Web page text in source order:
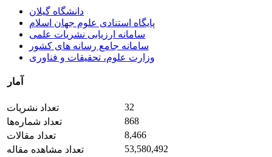
دانشگاه گیلان
پایگاه استنادی علوم جهان اسلام
سامانه ارزیابی نشریات علمی
سامانه جامع رسانه های کشور
وزارت علوم، تحقیقات و فناوری
آمار
تعداد نشریات
32
تعداد شماره‌ها
868
تعداد مقالات
8,466
تعداد مشاهده مقاله
53,580,492